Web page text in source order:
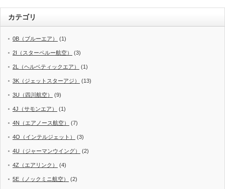
カテゴリ
0B（ブルーエア） (1)
2I（スターペルー航空） (3)
2L（ヘルベティックエア） (1)
3K（ジェットスターアジ） (13)
3U（四川航空） (9)
4J（サモンエア） (1)
4N（エアノース航空） (7)
4O（インテルジェット） (3)
4U（ジャーマンウイング） (2)
4Z（エアリンク） (4)
5E（ノックミニ航空） (2)